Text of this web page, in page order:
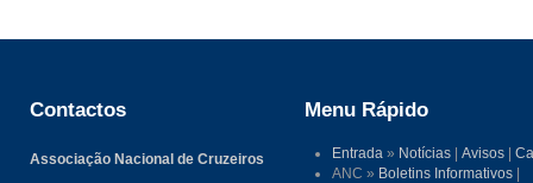
Contactos
Associação Nacional de Cruzeiros
Menu Rápido
Entrada » Notícias |Avisos |
ANC » Boletins Informativos